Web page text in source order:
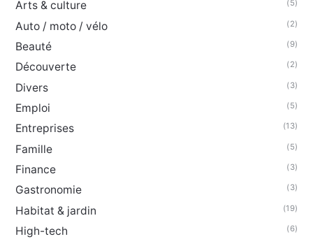
Arts & culture (5)
Auto / moto / vélo (2)
Beauté (9)
Découverte (2)
Divers (3)
Emploi (5)
Entreprises (13)
Famille (5)
Finance (3)
Gastronomie (3)
Habitat & jardin (19)
High-tech (6)